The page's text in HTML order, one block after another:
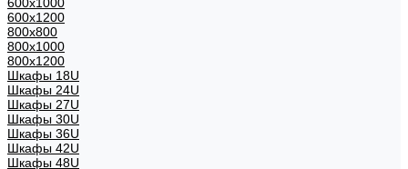
600х1200
800x800
800х1000
800х1200
Шкафы 18U
Шкафы 24U
Шкафы 27U
Шкафы 30U
Шкафы 36U
Шкафы 42U
Шкафы 48U